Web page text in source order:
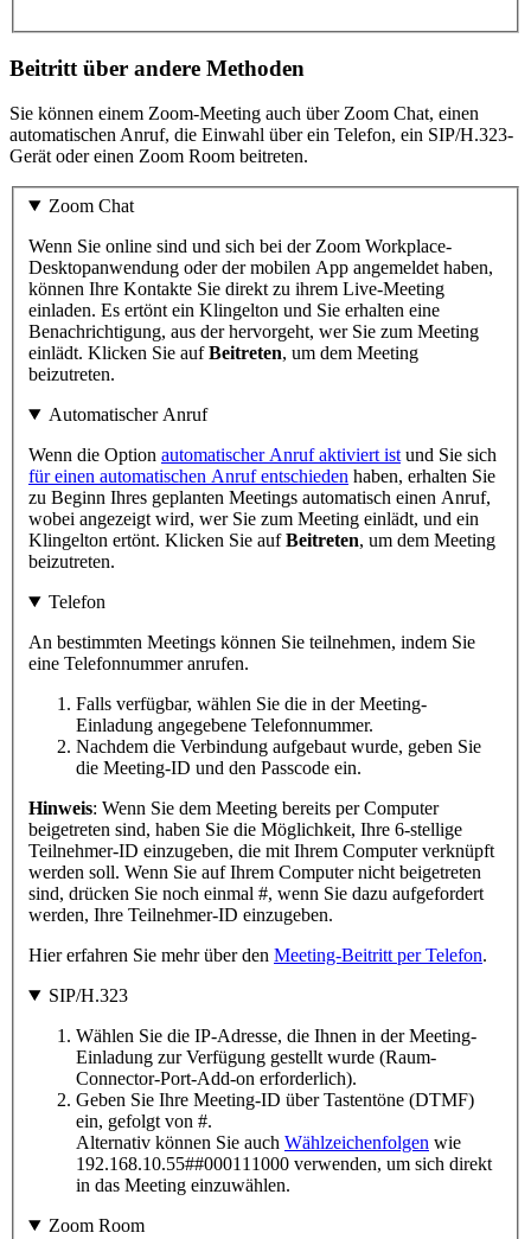
Beitritt über andere Methoden
Sie können einem Zoom-Meeting auch über Zoom Chat, einen
automatischen Anruf, die Einwahl über ein Telefon, ein SIP/H.323-
Gerät oder einen Zoom Room beitreten.
Zoom Chat
Wenn Sie online sind und sich bei der Zoom Workplace-
Desktopanwendung oder der mobilen App angemeldet haben,
können Ihre Kontakte Sie direkt zu ihrem Live-Meeting
einladen. Es ertönt ein Klingelton und Sie erhalten eine
Benachrichtigung, aus der hervorgeht, wer Sie zum Meeting
einlädt. Klicken Sie aufBeitreten, um dem Meeting
beizutreten.
Automatischer Anruf
Wenn die Option automatischer Anruf aktiviert ist und Sie sich
für einen automatischen Anruf entschieden haben, erhalten Sie
zu Beginn Ihres geplanten Meetings automatisch einen Anruf,
wobei angezeigt wird, wer Sie zum Meeting einlädt, und ein
Klingelton ertönt. Klicken Sie aufBeitreten, um dem Meeting
beizutreten.
Telefon
An bestimmten Meetings können Sie teilnehmen, indem Sie
eine Telefonnummer anrufen.
Falls verfügbar, wählen Sie die in der Meeting-
Einladung angegebene Telefonnummer.
Nachdem die Verbindung aufgebaut wurde, geben Sie
die Meeting-ID und den Passcode ein.
Hinweis: Wenn Sie dem Meeting bereits per Computer
beigetreten sind, haben Sie die Möglichkeit, Ihre 6-stellige
Teilnehmer-ID einzugeben, die mit Ihrem Computer verknüpft
werden soll. Wenn Sie auf Ihrem Computer nicht beigetreten
sind, drücken Sie noch einmal #, wenn Sie dazu aufgefordert
werden, Ihre Teilnehmer-ID einzugeben.
Hier erfahren Sie mehr über den Meeting-Beitritt per Telefon.
SIP/H.323
Wählen Sie die IP-Adresse, die Ihnen in der Meeting-
Einladung zur Verfügung gestellt wurde (Raum-
Connector-Port-Add-on erforderlich).
Geben Sie Ihre Meeting-ID über Tastentöne (DTMF)
ein, gefolgt von #.
Alternativ können Sie auch Wählzeichenfolgen wie
192.168.10.55##000111000 verwenden, um sich direkt
in das Meeting einzuwählen.
Zoom Room